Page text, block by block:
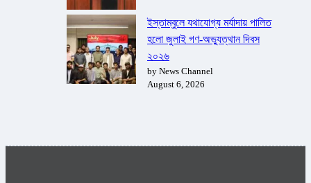
ইস্তাম্বুলে যথাযোগ্য মর্যাদায় পালিত
হলো জুলাই গণ-অভ্যুত্থান দিবস
২০২৬
by News Channel
August 6, 2026